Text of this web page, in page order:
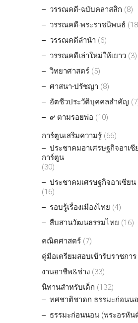
วรรณคดี-ฉบับคลาสสิก (8)
วรรณคดี-พระราชนิพนธ์
วรรณคดีลำนำ (6)
วรรณคดีเล่าใหม่ให้เยาว (3)
วิทยาศาสตร์ (5)
ศาสนา-ปรัชญา (8)
อัตชีวประวัติบุคคลสำคัญ
๙ ตามรอยพ่อ (10)
การ์ตูนเสริมความรู้ (66)
ประชาคมอาเศรษฐกิจอาเ
การ์ตูน
(30)
ประชาคมเศรษฐกิจอาเซีย
(16)
รอบรู้เรื่องเมืองไทย (4)
สืบสานวัฒนธรรมไทย (16)
คณิตศาสตร์ (7)
คู่มือเตรียมสอบเข้ารับราชการ
งานอาชีพ&ช่าง (33)
นิทานสำหรับเด็ก (132)
ทศชาติชาดก ธรรมะก่อนน
ธรรมะก่อนนอน (พระอรหัน